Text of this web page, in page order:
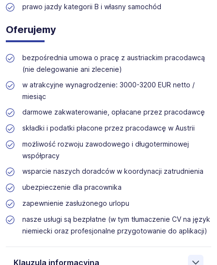
prawo jazdy kategorii B i własny samochód
Oferujemy
bezpośrednia umowa o pracę z austriackim pracodawcą
(nie delegowanie ani zlecenie)
w atrakcyjne wynagrodzenie: 3000-3200 EUR netto /
miesiąc
darmowe zakwaterowanie, opłacane przez pracodawcę
składki i podatki płacone przez pracodawcę w Austrii
możliwość rozwoju zawodowego i długoterminowej
współpracy
wsparcie naszych doradców w koordynacji zatrudnienia
ubezpieczenie dla pracownika
zapewnienie zasłużonego urlopu
nasze usługi są bezpłatne (w tym tłumaczenie CV na język
niemiecki oraz profesjonalne przygotowanie do aplikacji)
Klauzula informacyjna